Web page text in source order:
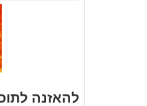
להאזנה